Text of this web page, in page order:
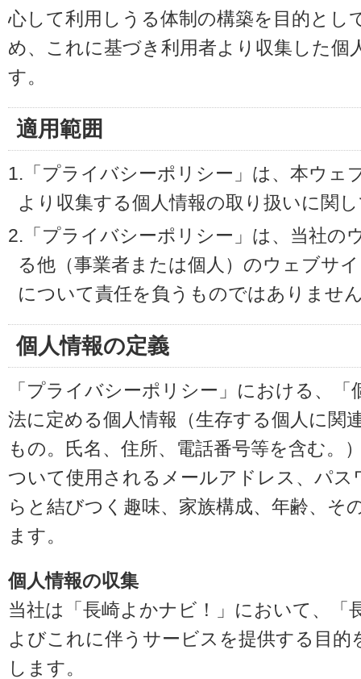
心して利用しうる体制の構築を目的とし
め、これに基づき利用者より収集した個
す。
適用範囲
1.「プライバシーポリシー」は、本ウェ
より収集する個人情報の取り扱いに関
2.「プライバシーポリシー」は、当社の
る他（事業者または個人）のウェブサ
について責任を負うものではありませ
個人情報の定義
「プライバシーポリシー」における、
法に定める個人情報（生存する個人に関
もの。氏名、住所、電話番号等を含む。
ついて使用されるメールアドレス、パ
らと結びつく趣味、家族構成、年齢、そ
ます。
個人情報の収集
当社は「長崎よかナビ！」において、「
よびこれに伴うサービスを提供する目的
します。